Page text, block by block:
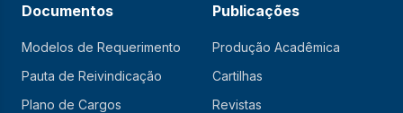
Documentos
Modelos de Requerimento
Pauta de Reivindicação
Plano de Cargos
Publicações
Produção Acadêmica
Cartilhas
Revistas